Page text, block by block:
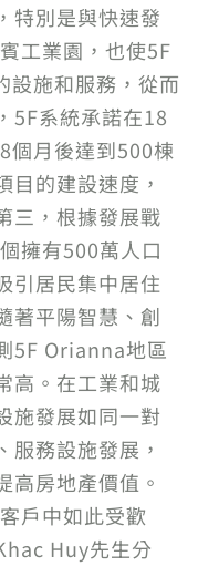
特別是與快速發
工業園，也使5F
施和服務，從而
5F系統承諾在18
個月後達到500棟
目的建設速度，
三，根據發展戰
擁有500萬人口
引居民集中居住
著平陽智慧、創
5F Orianna地區
高。在工業和城
施發展如同一對
服務設施發展，
高房地產價值。
戶中如此受歡
Huy先生分